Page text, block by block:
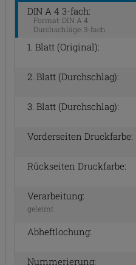
DIN A 4 3-fach:
Format: DIN A 4
Durchschläge:3-fach
1. Blatt (Original):
2. Blatt (Durchschlag):
3. Blatt (Durchschlag):
Vorderseiten Druckfarbe:
Rückseiten Druckfarbe:
Verarbeitung:
geleimt
Abheftlochung:
Nummerierung: